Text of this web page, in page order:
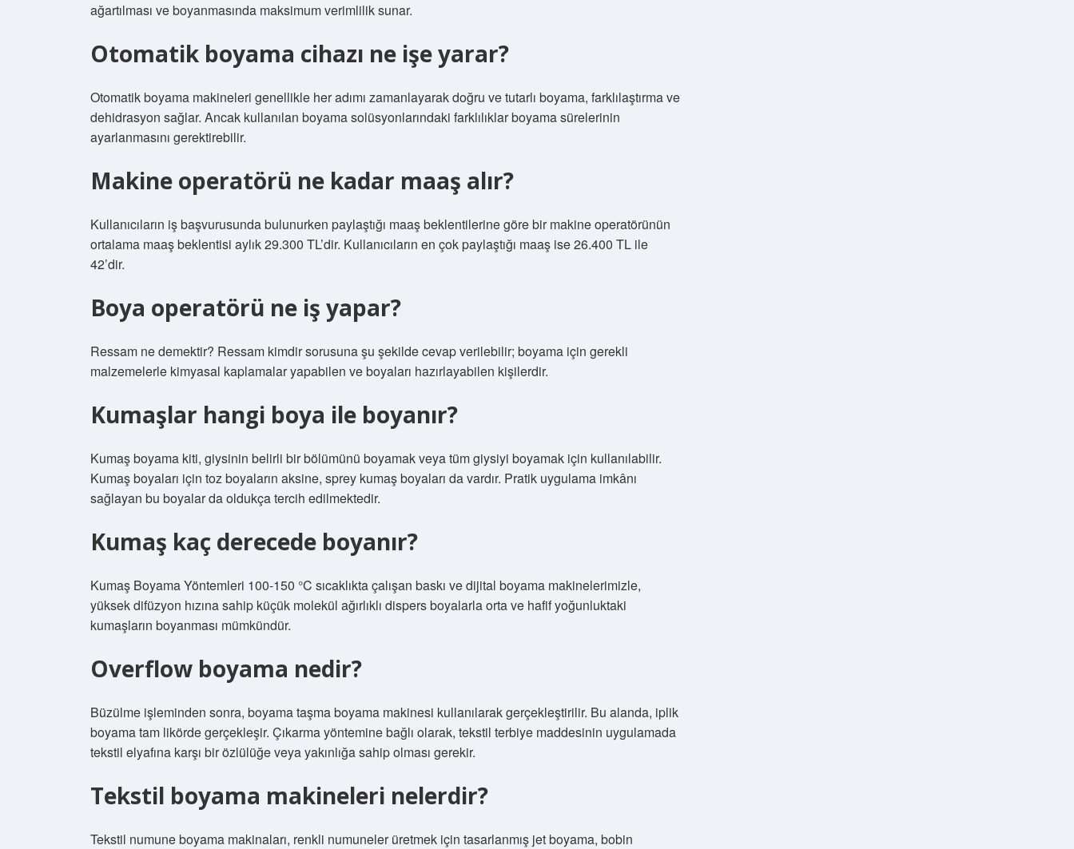
ağartılması ve boyanmasında maksimum verimlilik sunar.
Otomatik boyama cihazı ne işe yarar?
Otomatik boyama makineleri genellikle her adımı zamanlayarak doğru ve tutarlı boyama, farklılaştırma ve
dehidrasyon sağlar. Ancak kullanılan boyama solüsyonlarındaki farklılıklar boyama sürelerinin
ayarlanmasını gerektirebilir.
Makine operatörü ne kadar maaş alır?
Kullanıcıların iş başvurusunda bulunurken paylaştığı maaş beklentilerine göre bir makine operatörünün
ortalama maaş beklentisi aylık 29.300 TL’dir. Kullanıcıların en çok paylaştığı maaş ise 26.400 TL ile
42’dir.
Boya operatörü ne iş yapar?
Ressam ne demektir? Ressam kimdir sorusuna şu şekilde cevap verilebilir; boyama için gerekli
malzemelerle kimyasal kaplamalar yapabilen ve boyaları hazırlayabilen kişilerdir.
Kumaşlar hangi boya ile boyanır?
Kumaş boyama kiti, giysinin belirli bir bölümünü boyamak veya tüm giysiyi boyamak için kullanılabilir.
Kumaş boyaları için toz boyaların aksine, sprey kumaş boyaları da vardır. Pratik uygulama imkânı
sağlayan bu boyalar da oldukça tercih edilmektedir.
Kumaş kaç derecede boyanır?
Kumaş Boyama Yöntemleri 100-150 °C sıcaklıkta çalışan baskı ve dijital boyama makinelerimizle,
yüksek difüzyon hızına sahip küçük molekül ağırlıklı dispers boyalarla orta ve hafif yoğunluktaki
kumaşların boyanması mümkündür.
Overflow boyama nedir?
Büzülme işleminden sonra, boyama taşma boyama makinesi kullanılarak gerçekleştirilir. Bu alanda, iplik
boyama tam likörde gerçekleşir. Çıkarma yöntemine bağlı olarak, tekstil terbiye maddesinin uygulamada
tekstil elyafına karşı bir özlülüğe veya yakınlığa sahip olması gerekir.
Tekstil boyama makineleri nelerdir?
Tekstil numune boyama makinaları, renkli numuneler üretmek için tasarlanmış jet boyama, bobin